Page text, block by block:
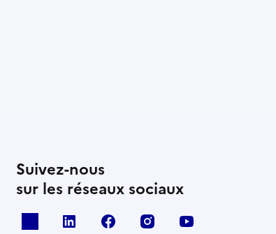
Suivez-nous
sur les réseaux sociaux
linkedin facebook instagram